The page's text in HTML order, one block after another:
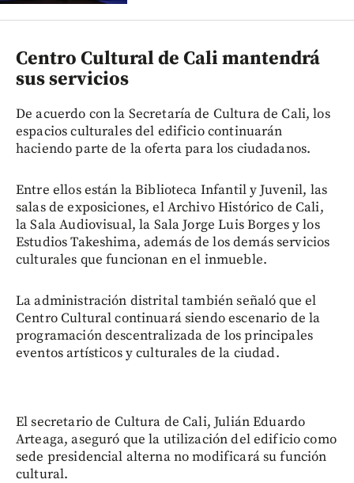
Centro Cultural de Cali mantendrá
sus servicios
De acuerdo con la Secretaría de Cultura de Cali, los
espacios culturales del edificio continuarán
haciendo parte de la oferta para los ciudadanos.
Entre ellos están la Biblioteca Infantil y Juvenil, las
salas de exposiciones, el Archivo Histórico de Cali,
la Sala Audiovisual, la Sala Jorge Luis Borges y los
Estudios Takeshima, además de los demás servicios
culturales que funcionan en el inmueble.
La administración distrital también señaló que el
Centro Cultural continuará siendo escenario de la
programación descentralizada de los principales
eventos artísticos y culturales de la ciudad.
El secretario de Cultura de Cali, Julián Eduardo
Arteaga, aseguró que la utilización del edificio como
sede presidencial alterna no modificará su función
cultural.